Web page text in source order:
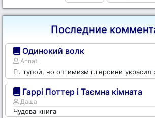
Последние
Одинокий волк
Annat
Гг. тупой, но оптимизм г.героини украсил
Гаррі Поттер і Таємна кімната
Даша
Чудова книга